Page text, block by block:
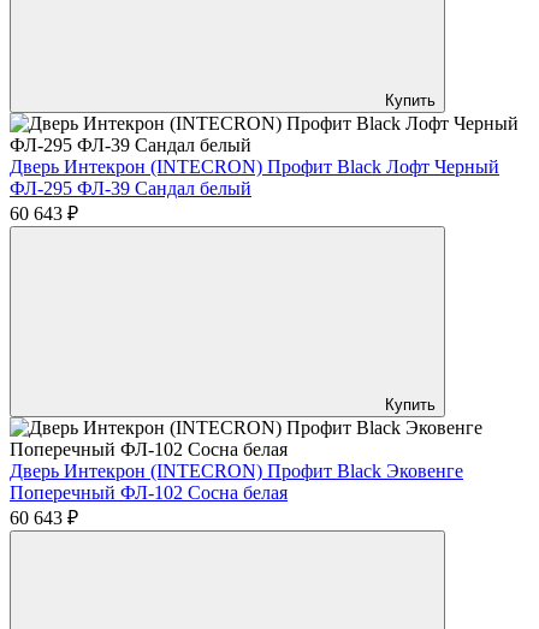
Купить
Дверь Интекрон (INTECRON) Профит Black Лофт Черный
ФЛ-295 ФЛ-39 Сандал белый
60 643 ₽
Купить
Дверь Интекрон (INTECRON) Профит Black Эковенге
Поперечный ФЛ-102 Сосна белая
60 643 ₽